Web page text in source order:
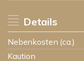
Details
Nebenkosten (ca.)
Kaution